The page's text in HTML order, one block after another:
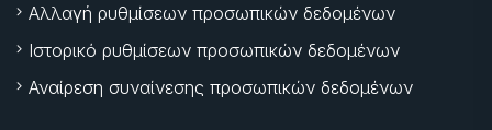
Αλλαγή ρυθμίσεων προσωπικών δεδομένων
Ιστορικό ρυθμίσεων προσωπικών δεδομένων
Αναίρεση συναίνεσης προσωπικών δεδομένων